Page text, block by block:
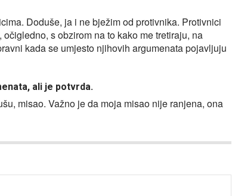
Doduše, ja i ne bježim od protivnika. Protivnici
s obzirom na to kako me tretiraju, na
kada se umjesto njihovih argumenata pojavljuju
ali je potvrda.
misao. Važno je da moja misao nije ranjena, ona